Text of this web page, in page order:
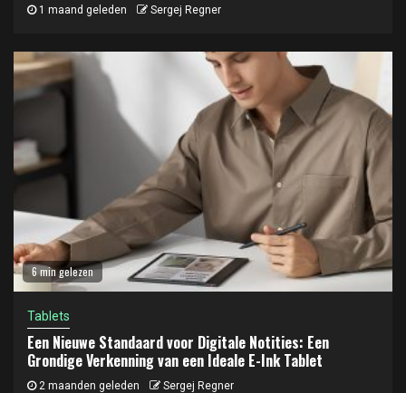
1 maand geleden Sergej Regner
6 min gelezen
Tablets
Een Nieuwe Standaard voor Digitale Notities: Een
Grondige Verkenning van een Ideale E-Ink Tablet
2 maanden geleden Sergej Regner